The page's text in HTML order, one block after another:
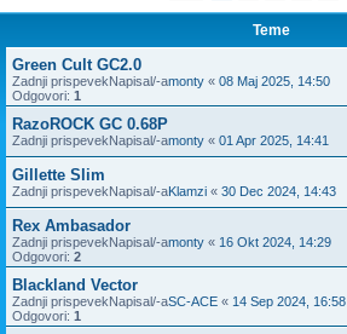
Teme
Green Cult GC2.0
Zadnji prispevekNapisal/-amonty « 08 Maj 2025, 14:50
Odgovori: 1
RazoROCK GC 0.68P
Zadnji prispevekNapisal/-amonty « 01 Apr 2025, 14:41
Gillette Slim
Zadnji prispevekNapisal/-aKlamzi « 30 Dec 2024, 14:43
Rex Ambasador
Zadnji prispevekNapisal/-amonty « 16 Okt 2024, 14:29
Odgovori: 2
Blackland Vector
Zadnji prispevekNapisal/-aSC-ACE « 14 Sep 2024, 16:58
Odgovori: 1